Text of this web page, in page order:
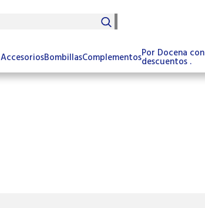
AccesoriosBombillasComplementosPor Docena con
descuentos .